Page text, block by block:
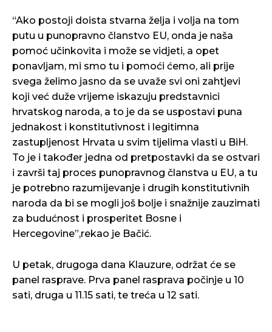
“Ako postoji doista stvarna želja i volja na tom
putu u punopravno članstvo EU, onda je naša
pomoć učinkovita i može se vidjeti, a opet
ponavljam, mi smo tu i pomoći ćemo, ali prije
svega želimo jasno da se uvaže svi oni zahtjevi
koji već duže vrijeme iskazuju predstavnici
hrvatskog naroda, a to je da se uspostavi puna
jednakost i konstitutivnost i legitimna
zastupljenost Hrvata u svim tijelima vlasti u BiH.
To je i također jedna od pretpostavki da se ostvari
i završi taj proces punopravnog članstva u EU, a tu
je potrebno razumijevanje i drugih konstitutivnih
naroda da bi se mogli još bolje i snažnije zauzimati
za budućnost i prosperitet Bosne i
Hercegovine”,rekao je Bačić.
U petak, drugoga dana Klauzure, održat će se
panel rasprave. Prva panel rasprava počinje u 10
sati, druga u 11.15 sati, te treća u 12 sati.